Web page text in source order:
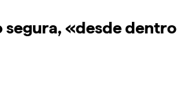
segura, «desde dentro